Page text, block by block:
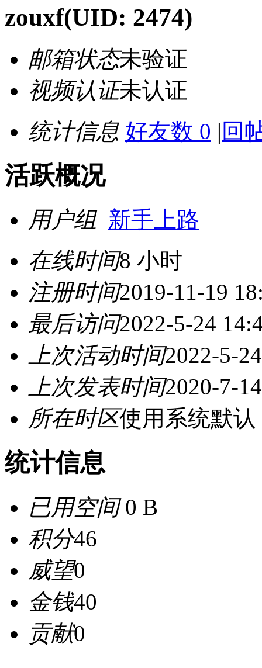
zouxf(UID: 2474)
邮箱状态未验证
视频认证未认证
统计信息 好友数 0 | 回
活跃概况
用户组 新手上路
在线时间8 小时
注册时间2019-11-19
最后访问2022-5-24
上次活动时间2022-5-
上次发表时间2020-7-
所在时区使用系统默认
统计信息
已用空间0 B
积分46
威望0
金钱40
贡献0